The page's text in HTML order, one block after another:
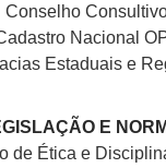
Conselho
Nacional
Estaduais e
E
de Ética e